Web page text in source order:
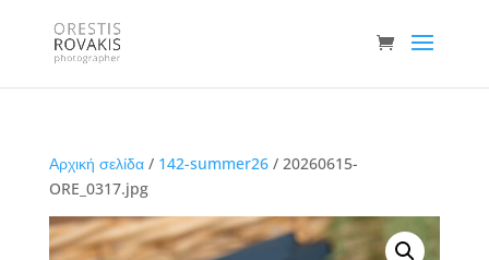
Αρχική σελίδα/ 142-summer26/ 20260615-
ORE_0317.jpg